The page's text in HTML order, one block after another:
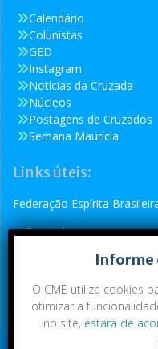
Calendário
Colunistas
GED
Instagram
Notícias da Cruzada
Núcleos
Postagens de Cruzados
Semana Maurícia
Links úteis:
Federação Espírita
Reformador
Conselho EspíritaInforme
O CME utiliza cookies
otimizar a
no site, estará de